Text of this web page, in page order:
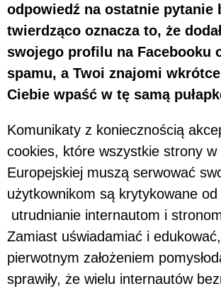
odpowiedź na ostatnie pytanie
twierdząco oznacza to, że
swojego profilu na Facebooku
spamu, a Twoi znajomi
Ciebie wpaść w tę samą
Komunikaty z koniecznością
cookies, które wszystkie strony w
Europejskiej muszą serwować
użytkownikom są krytykowane
utrudnianie internautom i
Zamiast uświadamiać i
pierwotnym założeniem
sprawiły, że wielu internautów